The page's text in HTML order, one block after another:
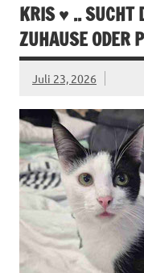
KRIS ♥ .. SUCHT
ZUHAUSE ODER
Juli 23, 2026